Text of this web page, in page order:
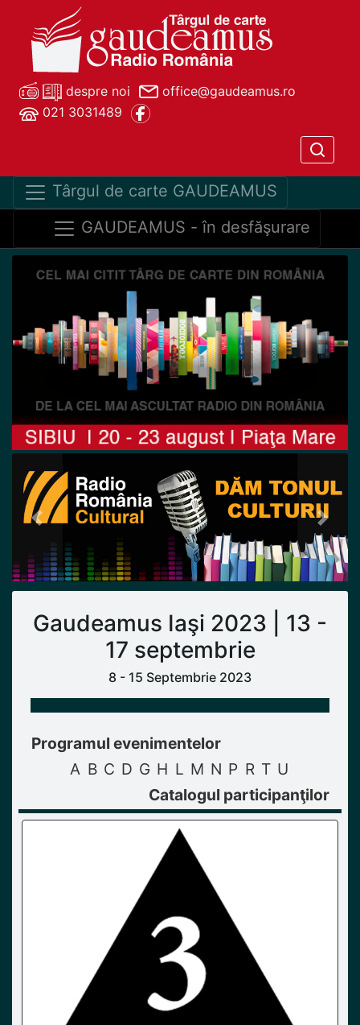
despre noi
office@gaudeamus.ro
021 3031489
Târgul de carte GAUDEAMUS
GAUDEAMUS - în desfăşurare
Previous Next
Gaudeamus Iaşi 2023 | 13 -
17 septembrie
8 - 15 Septembrie 2023
Programul evenimentelor
A B C D G H L M N P R T U
Catalogul participanţilor